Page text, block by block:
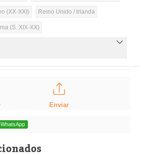
(XX-XXI) Reino Unido / Irlanda
(S. XIX-XX)
Enviar
WhatsApp